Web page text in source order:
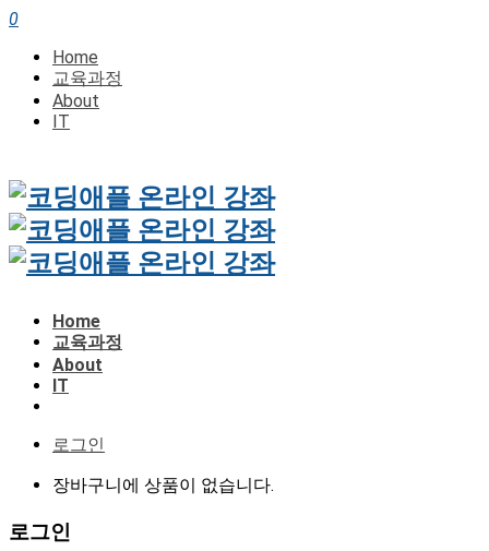
0
Home
교육과정
About
IT
Home
교육과정
About
IT
로그인
장바구니에 상품이 없습니다.
로그인